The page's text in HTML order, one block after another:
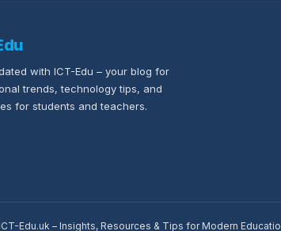
with ICT-Edu – your blog for
trends, technology tips, and
for students and teachers.
Edu.uk – Insights, Resources & Tips for Modern